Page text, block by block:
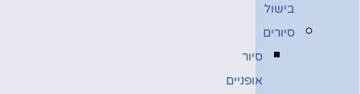
בישול
סיורים
סיור
אופניים